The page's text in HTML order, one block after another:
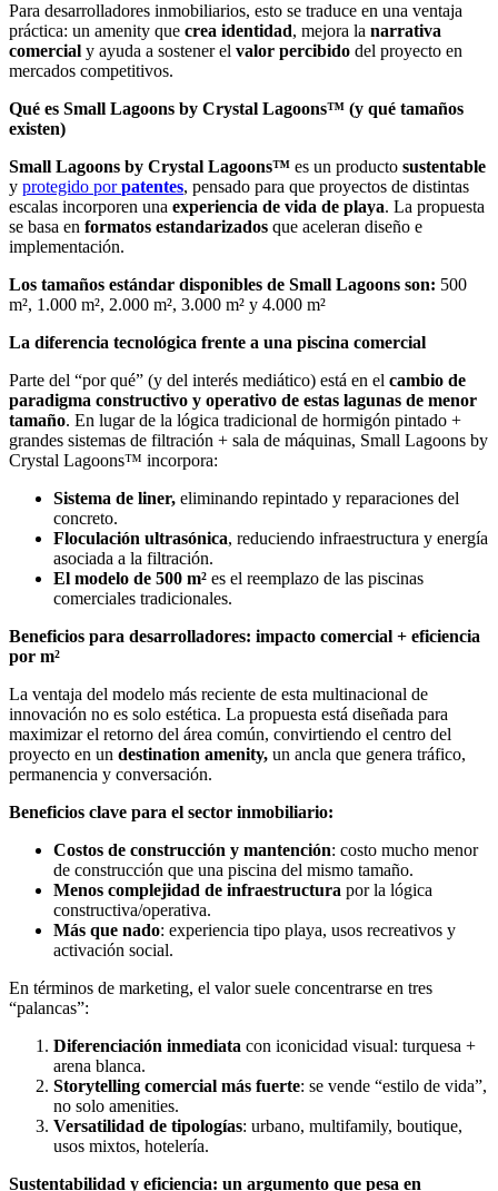
Para desarrolladores inmobiliarios, esto se traduce en una ventaja
práctica: un amenity que crea identidad, mejora la narrativa
comercial y ayuda a sostener el valor percibido del proyecto en
mercados competitivos.
Qué es Small Lagoons by Crystal Lagoons™ (y qué tamaños
existen)
Small Lagoons by Crystal Lagoons™ es un producto sustentable
y protegido porpatentes, pensado para que proyectos de distintas
escalas incorporen una experiencia de vida de playa. La propuesta
se basa en formatos estandarizados que aceleran diseño e
implementación.
Los tamaños estándar disponibles de Small Lagoons son: 500
m², 1.000 m², 2.000 m², 3.000 m² y 4.000 m²
La diferencia tecnológica frente a una piscina comercial
Parte del “por qué” (y del interés mediático) está en el cambio de
paradigma constructivo y operativo de estas lagunas de menor
tamaño. En lugar de la lógica tradicional de hormigón pintado +
grandes sistemas de filtración + sala de máquinas, Small Lagoons by
Crystal Lagoons™ incorpora:
Sistema de liner, eliminando repintado y reparaciones del
concreto.
Floculación ultrasónica, reduciendo infraestructura y energía
asociada a la filtración.
El modelo de 500 m² es el reemplazo de las piscinas
comerciales tradicionales.
Beneficios para desarrolladores: impacto comercial + eficiencia
por m²
La ventaja del modelo más reciente de esta multinacional de
innovación no es solo estética. La propuesta está diseñada para
maximizar el retorno del área común, convirtiendo el centro del
proyecto en un destination amenity, un ancla que genera tráfico,
permanencia y conversación.
Beneficios clave para el sector inmobiliario:
Costos de construcción y mantención: costo mucho menor
de construcción que una piscina del mismo tamaño.
Menos complejidad de infraestructura por la lógica
constructiva/operativa.
Más que nado: experiencia tipo playa, usos recreativos y
activación social.
En términos de marketing, el valor suele concentrarse en tres
“palancas”:
Diferenciación inmediata con iconicidad visual: turquesa +
arena blanca.
Storytelling comercial más fuerte: se vende “estilo de vida”,
no solo amenities.
Versatilidad de tipologías: urbano, multifamily, boutique,
usos mixtos, hotelería.
Sustentabilidad y eficiencia: un argumento que pesa en